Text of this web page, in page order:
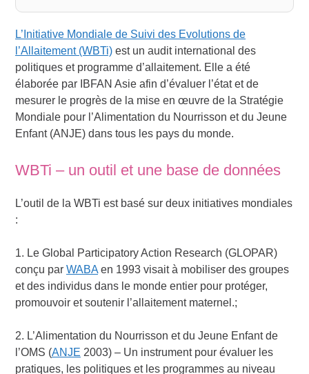
L’Initiative Mondiale de Suivi des Evolutions de
l’Allaitement (WBTi) est un audit international des
politiques et programme d’allaitement. Elle a été
élaborée par IBFAN Asie afin d’évaluer l’état et de
mesurer le progrès de la mise en œuvre de la Stratégie
Mondiale pour l’Alimentation du Nourrisson et du Jeune
Enfant (ANJE) dans tous les pays du monde.
WBTi – un outil et une base de données
L’outil de la WBTi est basé sur deux initiatives mondiales
:
1. Le Global Participatory Action Research (GLOPAR)
conçu parWABA en 1993 visait à mobiliser des groupes
et des individus dans le monde entier pour protéger,
promouvoir et soutenir l’allaitement maternel.;
2. L’Alimentation du Nourrisson et du Jeune Enfant de
l’OMS (ANJE 2003) – Un instrument pour évaluer les
pratiques, les politiques et les programmes au niveau